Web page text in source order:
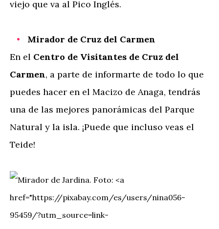
viejo que va al Pico Inglés.
Mirador de Cruz del Carmen
En el Centro de Visitantes de Cruz del
Carmen, a parte de informarte de todo lo que
puedes hacer en el Macizo de Anaga, tendrás
una de las mejores panorámicas del Parque
Natural y la isla. ¡Puede que incluso veas el
Teide!